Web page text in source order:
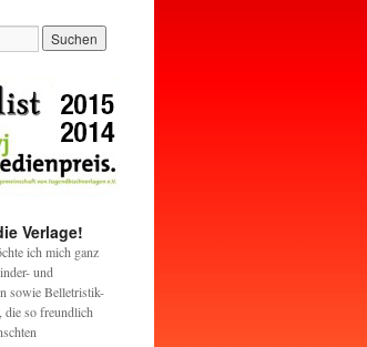
Verlage!
ich mich ganz
und
sowie Belletristik-
die so freundlich